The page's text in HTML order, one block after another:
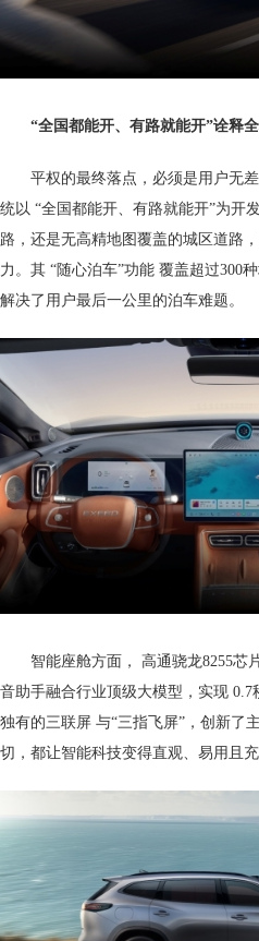
“全国都能开、有路就能开”诠释
平权的最终落点，必须是用户无
统以 “全国都能开、有路就能开”为开
路，还是无高精地图覆盖的城区道路
力。其 “随心泊车”功能 覆盖超过300
解决了用户最后一公里的泊车难题。
智能座舱方面， 高通骁龙8255
音助手融合行业顶级大模型，实现
独有的三联屏 与“三指飞屏”，创新了
切，都让智能科技变得直观、易用且充